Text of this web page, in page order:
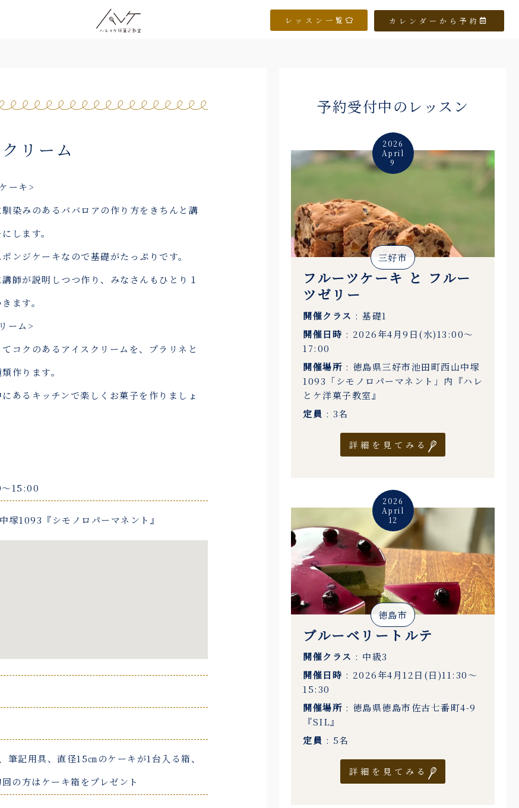
レッスン一覧 カレンダーから予約
リーム
ーキ>
染みのあるババロアの作り方をきちんと講
します。
ンジケーキなので基礎がたっぷりです。
師が説明しつつ作り、みなさんもひとり１
ます。
ーム>
コクのあるアイスクリームを、プラリネと
作ります。
あるキッチンで楽しくお菓子を作りましょ
15:00
塚1093『シモノロパーマネント』
筆記用具、直径15㎝のケーキが1台入る箱、
の方はケーキ箱をプレゼント
予約受付中のレッスン
2026
April
9
三好市
フルーツケーキ と フルー
ツゼリー
開催クラス : 基礎1
開催日時 : 2026年4月9日(水)13:00〜
17:00
開催場所 : 徳島県三好市池田町西山中塚
1093「シモノロパーマネント」内『ハレ
とケ洋菓子教室』
定員 : 3名
詳細を見てみる
2026
April
12
徳島市
ブルーベリートルテ
開催クラス : 中級3
開催日時 : 2026年4月12日(日)11:30〜
15:30
開催場所 : 徳島県徳島市佐古七番町4-9
『SIL』
定員 : 5名
詳細を見てみる